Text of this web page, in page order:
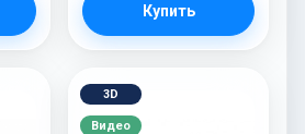
Купить
3D
Видео